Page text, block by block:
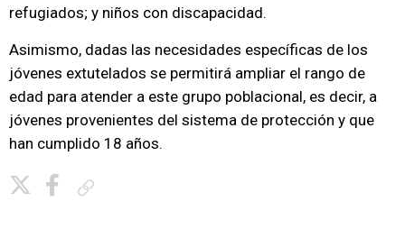
refugiados; y niños con discapacidad.
Asimismo, dadas las necesidades específicas de los
jóvenes extutelados se permitirá ampliar el rango de
edad para atender a este grupo poblacional, es decir, a
jóvenes provenientes del sistema de protección y que
han cumplido 18 años.